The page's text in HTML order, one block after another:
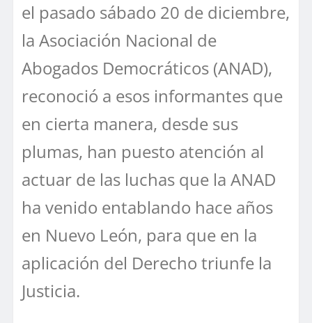
el pasado sábado 20 de diciembre,
la Asociación Nacional de
Abogados Democráticos (ANAD),
reconoció a esos informantes que
en cierta manera, desde sus
plumas, han puesto atención al
actuar de las luchas que la ANAD
ha venido entablando hace años
en Nuevo León, para que en la
aplicación del Derecho triunfe la
Justicia.